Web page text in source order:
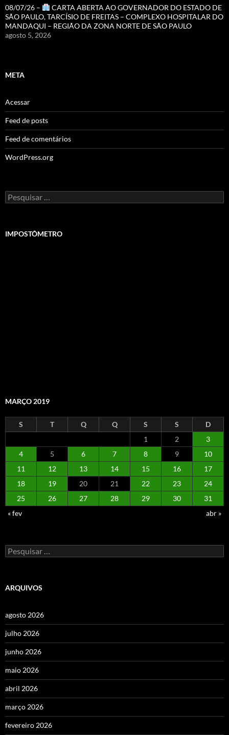
08/07/26 –
CARTA ABERTA AO GOVERNADOR DO ESTADO DE
SÃO PAULO, TARCÍSIO DE FREITAS – COMPLEXO HOSPITALAR DO
MANDAQUI – REGIÃO DA ZONA NORTE DE SÃO PAULO
agosto 5, 2026
META
Acessar
Feed de posts
Feed de comentários
WordPress.org
Pesquisar
por:
IMPOSTÔMETRO
MARÇO 2019
S T Q Q S S
D
1
2
3
4
5 6 7 8 9
10
11
12 13 14 15 16
17
18
19 20 21 22 23
24
25
26 27 28 29 30
31
« fev
abr »
Pesquisar
por:
ARQUIVOS
agosto 2026
julho 2026
junho 2026
maio 2026
abril 2026
março 2026
fevereiro 2026